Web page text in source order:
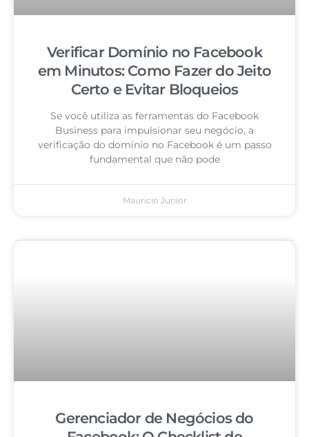
Verificar Domínio no Facebook
em Minutos: Como Fazer do Jeito
Certo e Evitar Bloqueios
Se você utiliza as ferramentas do Facebook
Business para impulsionar seu negócio, a
verificação do domínio no Facebook é um passo
fundamental que não pode
Mauricio Junior
Gerenciador de Negócios do